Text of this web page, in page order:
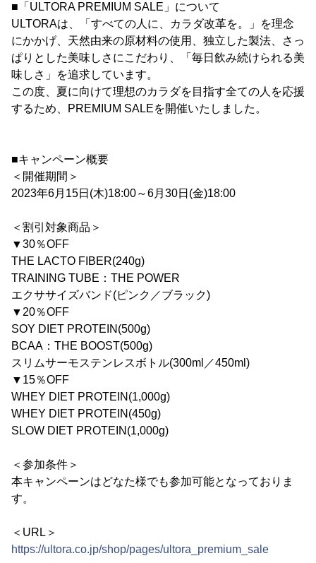
■「ULTORA PREMIUM SALE」について
ULTORAは、「すべての人に、カラダ改革を。」を理念
にかかげ、天然由来の原材料の使用、独立した製法、さっ
ぱりとした美味しさにこだわり、「毎日飲み続けられる美
味しさ」を追求しています。
この度、夏に向けて理想のカラダを目指す全ての人を応援
するため、PREMIUM SALEを開催いたしました。
■キャンペーン概要
＜開催期間＞
2023年6月15日(木)18:00～6月30日(金)18:00
＜割引対象商品＞
▼30％OFF
THE LACTO FIBER(240g)
TRAINING TUBE：THE POWER
エクササイズバンド(ピンク／ブラック)
▼20％OFF
SOY DIET PROTEIN(500g)
BCAA：THE BOOST(500g)
スリムサーモステンレスボトル(300ml／450ml)
▼15％OFF
WHEY DIET PROTEIN(1,000g)
WHEY DIET PROTEIN(450g)
SLOW DIET PROTEIN(1,000g)
＜参加条件＞
本キャンペーンはどなた様でも参加可能となっておりま
す。
＜URL＞
https://ultora.co.jp/shop/pages/ultora_premium_sale